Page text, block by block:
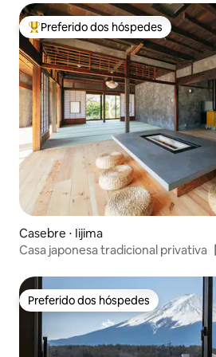
Entre os melhores preferidos dos
Preferido dos hóspedes
Casebre ⋅ Iijima
Casa japonesa tradicional privativa
Preferido dos hóspedes
Preferido dos hóspedes